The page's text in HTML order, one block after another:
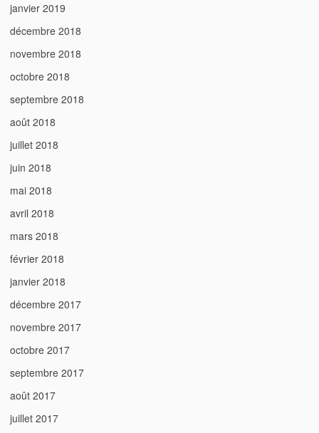
janvier 2019
décembre 2018
novembre 2018
octobre 2018
septembre 2018
août 2018
juillet 2018
juin 2018
mai 2018
avril 2018
mars 2018
février 2018
janvier 2018
décembre 2017
novembre 2017
octobre 2017
septembre 2017
août 2017
juillet 2017